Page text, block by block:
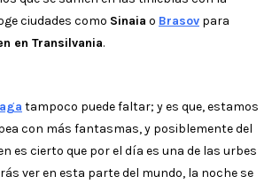
ciudades como Sinaia o Brasov para
en Transilvania.
tampoco puede faltar; y es que, estamos
con más fantasmas, y posiblemente del
es cierto que por el día es una de las urbes
ver en esta parte del mundo, la noche se